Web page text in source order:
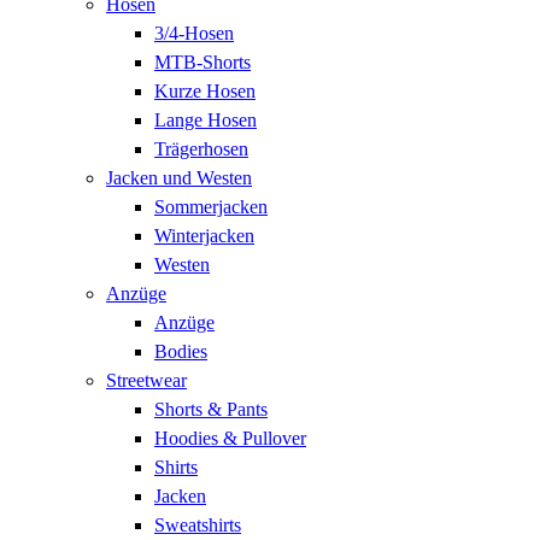
3/4-Hosen
MTB-Shorts
Kurze Hosen
Lange Hosen
Trägerhosen
Jacken und Westen
Sommerjacken
Winterjacken
Westen
Anzüge
Anzüge
Bodies
Streetwear
Shorts & Pants
Hoodies & Pullover
Shirts
Jacken
Sweatshirts